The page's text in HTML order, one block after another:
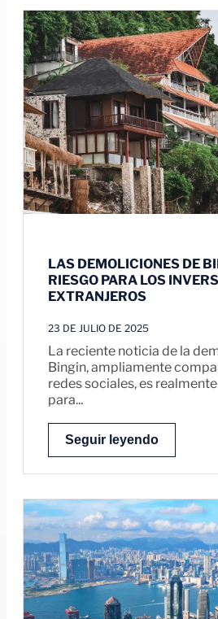
LAS DEMOLICIONES DE
RIESGO PARA LOS
EXTRANJEROS
23 DE JULIO DE 2025
La reciente noticia de la
Bingin, ampliamente
redes sociales, es
para...
Seguir leyendo